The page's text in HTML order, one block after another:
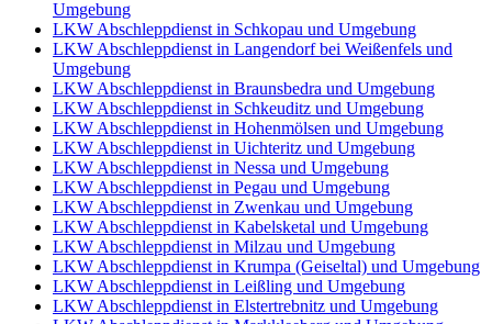
Umgebung
LKW Abschleppdienst in Schkopau und Umgebung
LKW Abschleppdienst in Langendorf bei Weißenfels und
Umgebung
LKW Abschleppdienst in Braunsbedra und Umgebung
LKW Abschleppdienst in Schkeuditz und Umgebung
LKW Abschleppdienst in Hohenmölsen und Umgebung
LKW Abschleppdienst in Uichteritz und Umgebung
LKW Abschleppdienst in Nessa und Umgebung
LKW Abschleppdienst in Pegau und Umgebung
LKW Abschleppdienst in Zwenkau und Umgebung
LKW Abschleppdienst in Kabelsketal und Umgebung
LKW Abschleppdienst in Milzau und Umgebung
LKW Abschleppdienst in Krumpa (Geiseltal) und Umgebung
LKW Abschleppdienst in Leißling und Umgebung
LKW Abschleppdienst in Elstertrebnitz und Umgebung